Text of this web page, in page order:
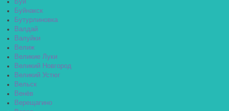
Буй
Буйнакск
Бутурлиновка
Валдай
Валуйки
Велиж
Великие Луки
Великий Новгород
Великий Устюг
Вельск
Венёв
Верещагино